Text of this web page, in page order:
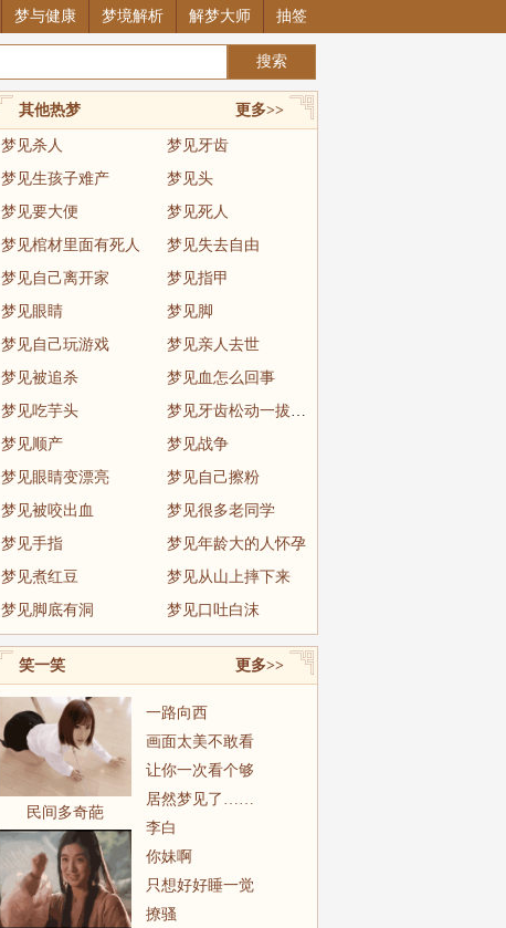
梦与健康 梦境解析 解梦大师 抽签
更多>>
其他热梦
梦见杀人
梦见牙齿
梦见生孩子难产
梦见头
梦见要大便
梦见死人
梦见棺材里面有死人
梦见失去自由
梦见自己离开家
梦见指甲
梦见眼睛
梦见脚
梦见自己玩游戏
梦见亲人去世
梦见被追杀
梦见血怎么回事
梦见吃芋头
梦见牙齿松动一拔就掉
梦见顺产
梦见战争
梦见眼睛变漂亮
梦见自己擦粉
梦见被咬出血
梦见很多老同学
梦见手指
梦见年龄大的人怀孕
梦见煮红豆
梦见从山上摔下来
梦见脚底有洞
梦见口吐白沫
更多>>
笑一笑
民间多奇葩
一路向西
画面太美不敢看
让你一次看个够
居然梦见了……
李白
你妹啊
只想好好睡一觉
撩骚